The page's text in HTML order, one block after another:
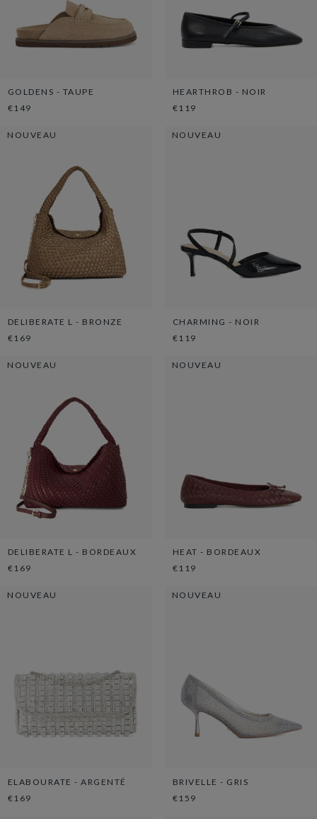
GOLDENS - TAUPE
€149
HEARTHROB - NOIR
€119
NOUVEAU
DELIBERATE L - BRONZE
€169
NOUVEAU
CHARMING - NOIR
€119
NOUVEAU
DELIBERATE L - BORDEAUX
€169
NOUVEAU
HEAT - BORDEAUX
€119
NOUVEAU
ELABOURATE - ARGENTÉ
€169
NOUVEAU
BRIVELLE - GRIS
€159